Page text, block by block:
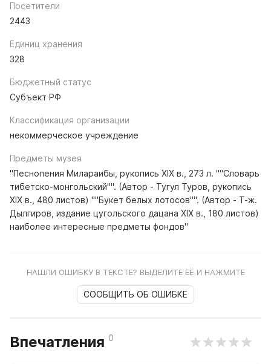
Посетители
2443
Единиц хранения
328
Бюджетный статус
Субъект РФ
Классификация организации
некоммерческое учреждение
Предметы музея
"Песнопения Милараибы, рукопись XIX в., 273 л. ""Словарь
тибетско-монгольский"". (Автор - Тугул Туров, рукопись
XIX в., 480 листов) ""Букет белых лотосов"". (Автор - Т-ж.
Дылгиров, издание цугольского дацана XIX в., 180 листов)
наиболее интересные предметы фондов"
НАШЛИ ОШИБКУ В ТЕКСТЕ? ВЫДЕЛИТЕ ЕЁ И НАЖМИТЕ
СООБЩИТЬ ОБ ОШИБКЕ
Впечатления 0